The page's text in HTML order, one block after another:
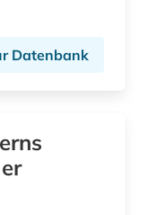
Datenbank